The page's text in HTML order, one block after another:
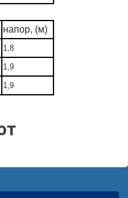
напор, (м)
1,8
1,9
1,9